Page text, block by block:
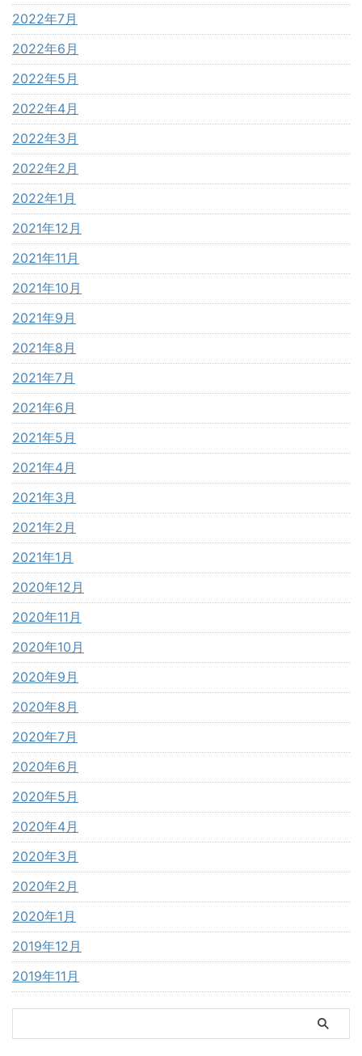
2022年7月
2022年6月
2022年5月
2022年4月
2022年3月
2022年2月
2022年1月
2021年12月
2021年11月
2021年10月
2021年9月
2021年8月
2021年7月
2021年6月
2021年5月
2021年4月
2021年3月
2021年2月
2021年1月
2020年12月
2020年11月
2020年10月
2020年9月
2020年8月
2020年7月
2020年6月
2020年5月
2020年4月
2020年3月
2020年2月
2020年1月
2019年12月
2019年11月